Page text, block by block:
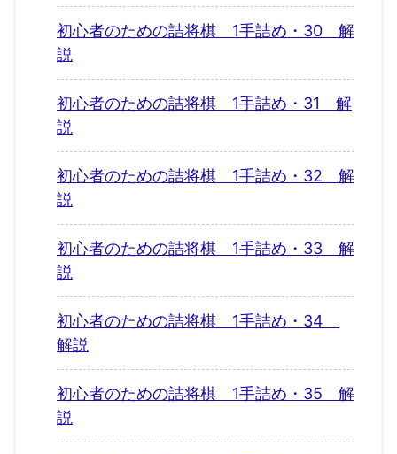
初心者のための詰将棋 1手詰め・30 解
説
初心者のための詰将棋 1手詰め・31 解
説
初心者のための詰将棋 1手詰め・32 解
説
初心者のための詰将棋 1手詰め・33 解
説
初心者のための詰将棋 1手詰め・34
解説
初心者のための詰将棋 1手詰め・35 解
説